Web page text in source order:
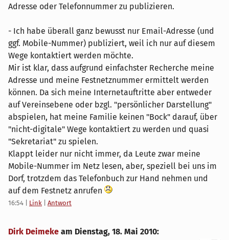
Adresse oder Telefonnummer zu publizieren.
- Ich habe überall ganz bewusst nur Email-Adresse (und
ggf. Mobile-Nummer) publiziert, weil ich nur auf diesem
Wege kontaktiert werden möchte.
Mir ist klar, dass aufgrund einfachster Recherche meine
Adresse und meine Festnetznummer ermittelt werden
können. Da sich meine Internetauftritte aber entweder
auf Vereinsebene oder bzgl. "persönlicher Darstellung"
abspielen, hat meine Familie keinen "Bock" darauf, über
"nicht-digitale" Wege kontaktiert zu werden und quasi
"Sekretariat" zu spielen.
Klappt leider nur nicht immer, da Leute zwar meine
Mobile-Nummer im Netz lesen, aber, speziell bei uns im
Dorf, trotzdem das Telefonbuch zur Hand nehmen und
auf dem Festnetz anrufen
16:54 Link Antwort
Dirk Deimeke am Dienstag, 18. Mai 2010: